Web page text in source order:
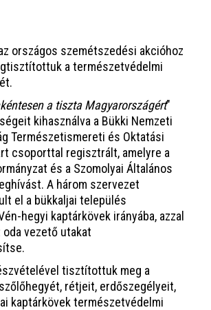
országos szemétszedési akcióhoz
a természetvédelmi
a tiszta Magyarországért"
kihasználva a Bükki Nemzeti
Természetismereti és Oktatási
csoporttal regisztrált, amelyre a
és a Szomolyai Általános
A három szervezet
el a bükkaljai település
hegyi kaptárkövek irányába, azzal
oda vezető utakat
tisztítottuk meg a
rétjeit, erdőszegélyeit,
kaptárkövek természetvédelmi